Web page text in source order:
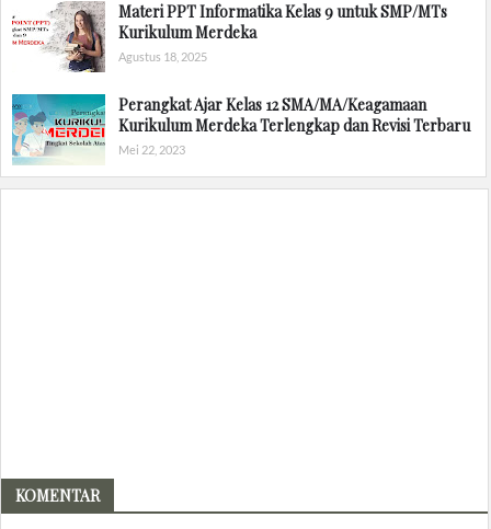
Materi PPT Informatika Kelas 9 untuk SMP/MTs
Kurikulum Merdeka
Agustus 18, 2025
Perangkat Ajar Kelas 12 SMA/MA/Keagamaan
Kurikulum Merdeka Terlengkap dan Revisi Terbaru
Mei 22, 2023
KOMENTAR